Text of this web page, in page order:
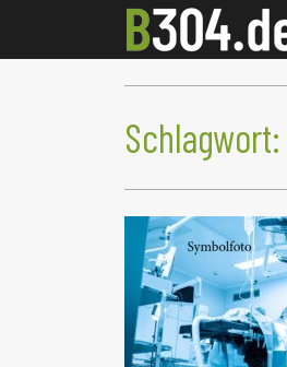
Schlagwort: